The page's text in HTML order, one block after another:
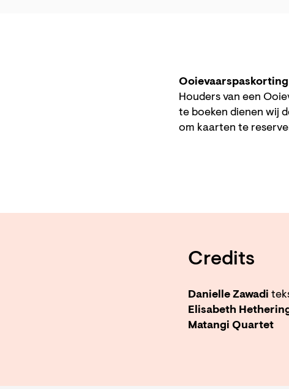
Ooievaarspaskorting
Houders van een
te boeken dienen wij
om kaarten te
Credits
Danielle Zawadi
Elisabeth
Matangi Quartet